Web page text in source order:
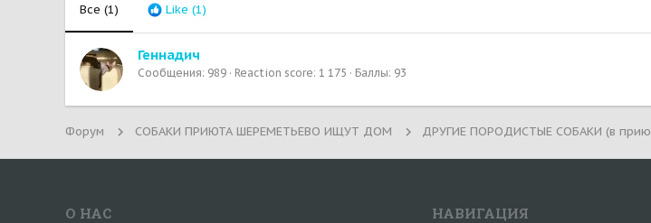
Все (1) Like (1)
Геннадич
Сообщения 989 Reaction score 1 175 Баллы 93
Форум СОБАКИ ПРИЮТА ШЕРЕМЕТЬЕВО ИЩУТ ДОМ
О НАС НАВИГАЦИЯ